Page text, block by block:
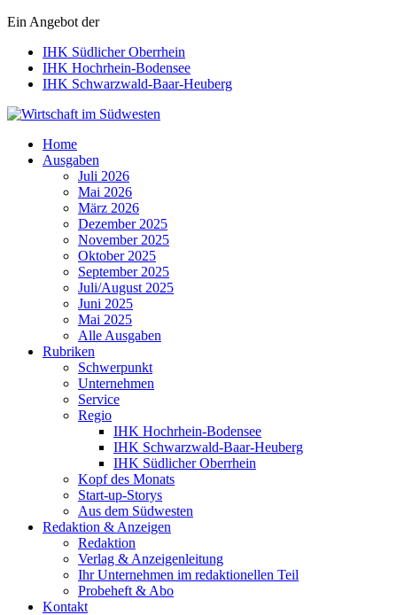
Ein Angebot der
IHK Südlicher Oberrhein
IHK Hochrhein-Bodensee
IHK Schwarzwald-Baar-Heuberg
Wirtschaft im Südwesten
Home
Ausgaben
Juli 2026
Mai 2026
März 2026
Dezember 2025
November 2025
Oktober 2025
September 2025
Juli/August 2025
Juni 2025
Mai 2025
Alle Ausgaben
Rubriken
Schwerpunkt
Unternehmen
Service
Regio
IHK Hochrhein-Bodensee
IHK Schwarzwald-Baar-Heuberg
IHK Südlicher Oberrhein
Kopf des Monats
Start-up-Storys
Aus dem Südwesten
Redaktion & Anzeigen
Redaktion
Verlag & Anzeigenleitung
Ihr Unternehmen im redaktionellen Teil
Probeheft & Abo
Kontakt